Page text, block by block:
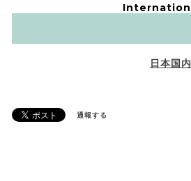
日本国
通報する